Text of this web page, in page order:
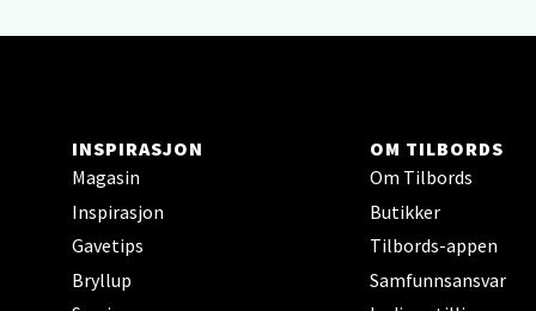
INSPIRASJON
Magasin
Inspirasjon
Gavetips
Bryllup
OM TILBORDS
Om Tilbords
Butikker
Tilbords-appen
Samfunnsansvar
0 i